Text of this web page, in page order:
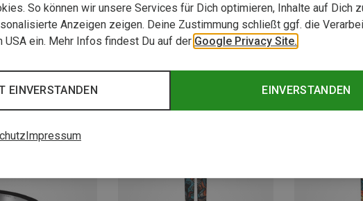
Du sparst 16%
So können wir unsere Services für Dich optimieren, Inhalte auf Dich
Anzeigen zeigen. Deine Zustimmung schließt ggf. die
USA ein. Mehr Infos findest Du auf der Google Privacy Site.
EINVERSTANDEN
EINVERSTANDEN
Impressum